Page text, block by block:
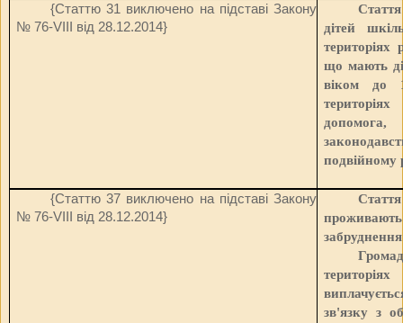
{Статтю 31 виключено на підставі Закону
№ 76-VIII від 28.12.2014}
дітей
територіях
що мають
віком до
подвійному
{Статтю 37 виключено на підставі Закону
№ 76-VIII від 28.12.2014}
забруднення
зв'язку з